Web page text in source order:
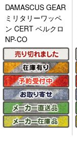
DAMASCUS GEAR
ミリタリーワッペ
ン CERT ベルクロ
NP-CO